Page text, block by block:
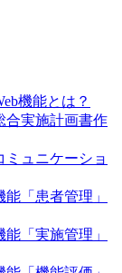
機能とは？
合実施計画書作
ミュニケーショ
「患者管理」
「実施管理」